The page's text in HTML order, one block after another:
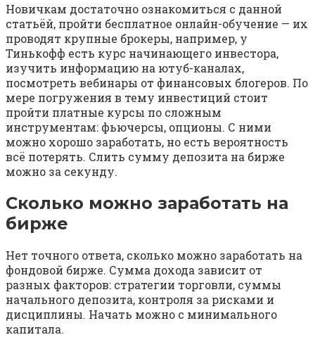
Новичкам достаточно ознакомиться с данной
статьёй, пройти бесплатное онлайн-обучение — их
проводят крупные брокеры, например, у
Тинькофф есть курс начинающего инвестора,
изучить информацию на ютуб-каналах,
посмотреть вебинары от финансовых блогеров. По
мере погружения в тему инвестиций стоит
пройти платные курсы по сложным
инструментам: фьючерсы, опционы. С ними
можно хорошо заработать, но есть вероятность
всё потерять. Слить сумму депозита на бирже
можно за секунду.
Сколько можно заработать на
бирже
Нет точного ответа, сколько можно заработать на
фондовой бирже. Сумма дохода зависит от
разных факторов: стратегии торговли, суммы
начального депозита, контроля за рисками и
дисциплины. Начать можно с минимального
капитала.